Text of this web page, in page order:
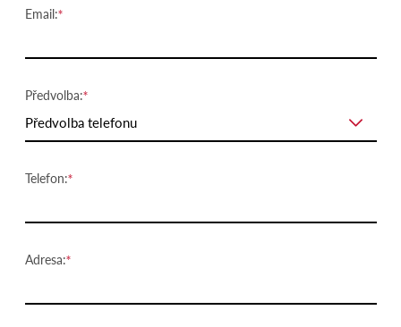
Email:
Předvolba:
Předvolba telefonu
Telefon:
Adresa: